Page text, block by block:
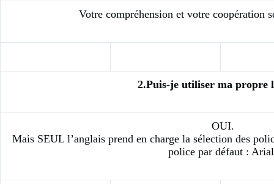
Votre compréhension et votre coopération
2.Puis-je utiliser ma propre
OUI.
Mais SEUL l’anglais prend en charge la sélection des
police par défaut :